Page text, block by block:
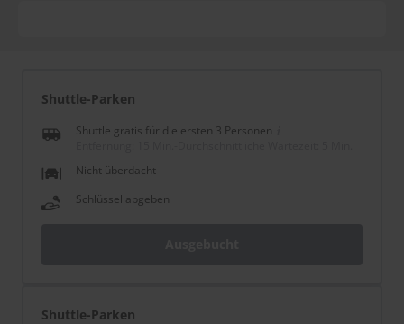
Shuttle-Parken
Shuttle gratis für die ersten 3 Personen
Nicht überdacht
Schlüssel abgeben
Shuttle-Parken